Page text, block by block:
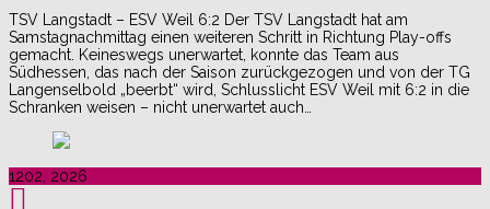
TSV Langstadt – ESV Weil 6:2 Der TSV Langstadt hat am
Samstagnachmittag einen weiteren Schritt in Richtung Play-offs
gemacht. Keineswegs unerwartet, konnte das Team aus
Südhessen, das nach der Saison zurückgezogen und von der TG
Langenselbold „beerbt“ wird, Schlusslicht ESV Weil mit 6:2 in die
Schranken weisen – nicht unerwartet auch…
1202, 2026